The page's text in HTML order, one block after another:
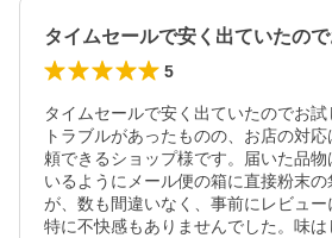
5
タイムセールで安く出ていたのでお
トラブルがあったものの、お店の対
頼できるショップ様です。届いた品
いるようにメール便の箱に直接粉末
が、数も間違いなく、事前にレビュ
特に不快感もありませんでした。味